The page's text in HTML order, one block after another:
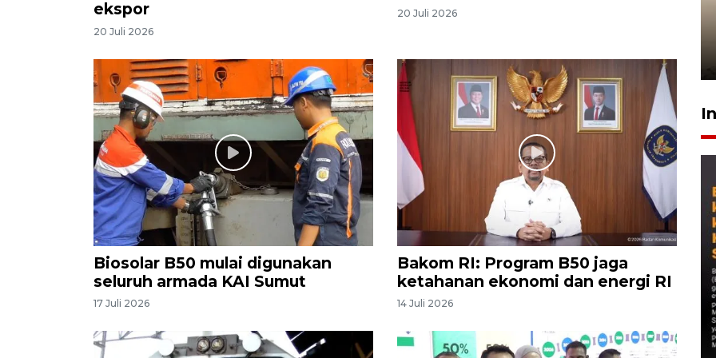
ekspor
20 Juli 2026
20 Juli 2026
Biosolar B50 mulai digunakan
seluruh armada KAI Sumut
17 Juli 2026
Bakom RI: Program B50 jaga
ketahanan ekonomi dan energi RI
14 Juli 2026
Gabung Persebaya, striker
timnas Ramadhan Sananta
9 Juli 2026